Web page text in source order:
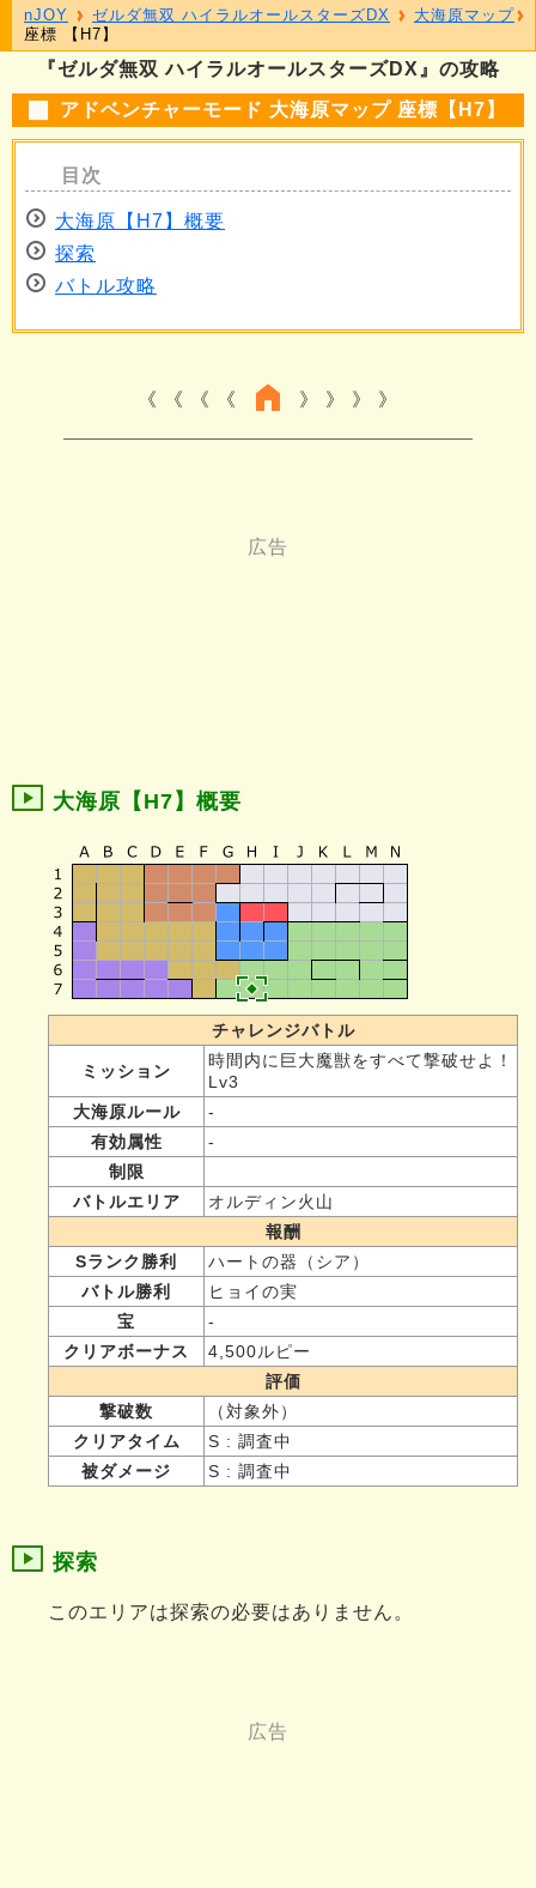
『ゼルダ無双 ハイラルオールスターズDX』の攻略
アドベンチャーモード 大海原マップ 座標【H7】
大海原【H7】概要
探索
バトル攻略
《 《 《 》 》 》
大海原【H7】概要
チャレンジバトル
ミッション
時間内に巨大魔獣をすべて撃破せよ！
Lv3
大海原ルール
-
有効属性
-
制限
バトルエリア
オルディン火山
報酬
Sランク勝利
ハートの器（シア）
バトル勝利
ヒョイの実
宝
-
クリアボーナス
4,500ルピー
評価
撃破数
（対象外）
クリアタイム
S : 調査中
被ダメージ
S : 調査中
探索
このエリアは探索の必要はありません。
nJOY ゼルダ無双 ハイラルオールスターズDX
大海原マップ
座標 【H7】